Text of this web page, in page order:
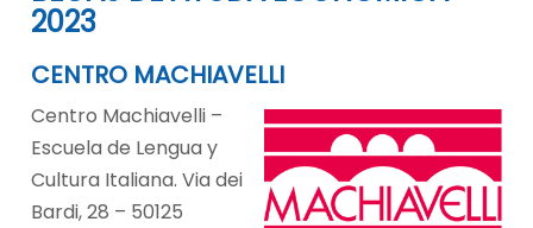
2023
CENTRO MACHIAVELLI
Centro Machiavelli –
Escuela de Lengua y
Cultura Italiana. Via dei
Bardi, 28 – 50125